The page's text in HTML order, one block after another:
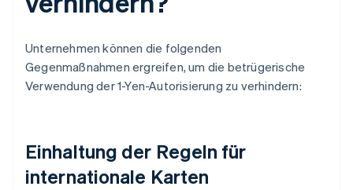
Unternehmen können die folgenden
Gegenmaßnahmen ergreifen, um die betrügerische
Verwendung der 1-Yen-Autorisierung zu verhindern:
Einhaltung der Regeln für
internationale Karten